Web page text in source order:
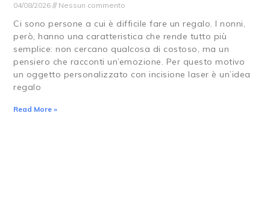
04/08/2026 Nessun commento
Ci sono persone a cui è difficile fare un regalo. I nonni,
però, hanno una caratteristica che rende tutto più
semplice: non cercano qualcosa di costoso, ma un
pensiero che racconti un’emozione. Per questo motivo
un oggetto personalizzato con incisione laser è un’idea
regalo
Read More »